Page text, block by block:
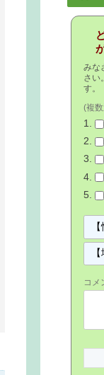
みな
さい
す。
(複
コメ